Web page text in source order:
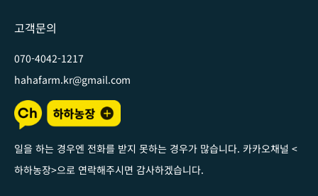
고객문의
070-4042-1217
hahafarm.kr@gmail.com
일을 하는 경우엔 전화를 받지 못하는 경우가 많습니다. 카카오채널 <
하하농장>으로 연락해주시면 감사하겠습니다.